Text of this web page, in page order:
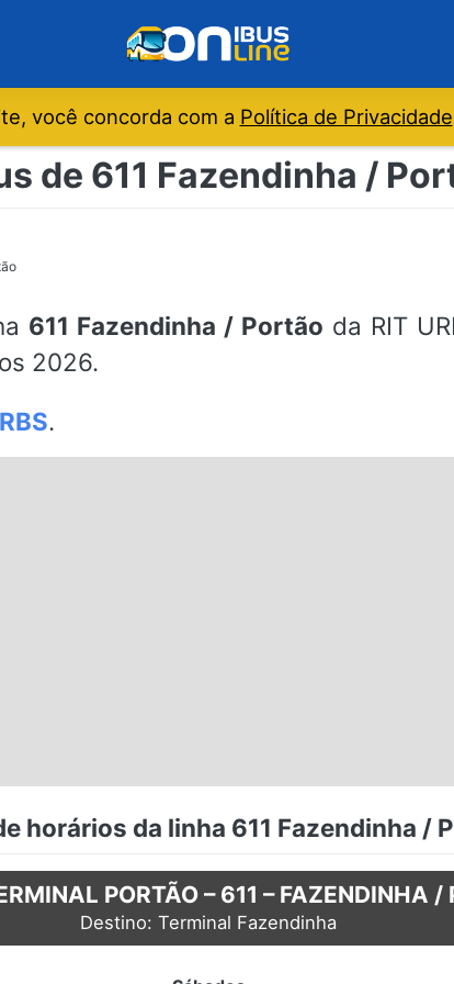
você concorda com a Política de Privacidade
de 611 Fazendinha /
611 Fazendinha / Portão da RIT
2026.
.
horários da linha 611 Fazendinha /
PORTÃO – 611 – FAZENDINHA /
Destino: Terminal Fazendinha